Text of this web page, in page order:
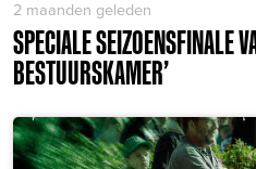
2 maanden geleden
SPECIALE SEIZOENSFINALE
BESTUURSKAMER’